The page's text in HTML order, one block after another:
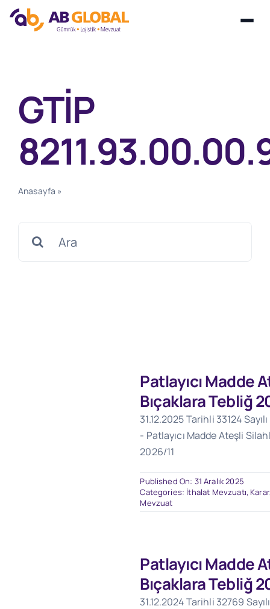
GTİP
Anasayfa »
Patlayıcı Madde
Bıçaklara Tebliğ
31.12.2025 Tarihli 33124
- Patlayıcı Madde Ateşli
2026/11
Published On: 31 Aralık 2025
Categories: İthalat Mevzuatı,
Mevzuat
Patlayıcı Madde
Bıçaklara Tebliğ
31.12.2024 Tarihli 32769